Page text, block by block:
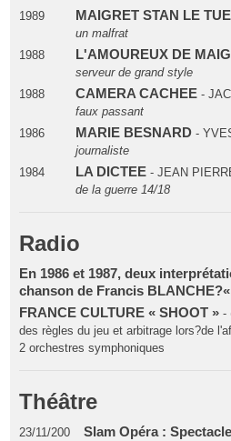
1989
MAIGRET STAN LE
un malfrat
1988
L'AMOUREUX DE
serveur de grand style
1988
CAMERA CACHEE-
faux passant
1986
MARIE BESNARD-
journaliste
1984
LA DICTEE- JEAN
de la guerre 14/18
Radio
En 1986 et 1987, deux
chanson de Francis
FRANCE CULTURE « SHOOT »-
des règles du jeu et arbitrage lors?de
2 orchestres symphoniques
Théâtre
23/11/200
Slam Opéra :